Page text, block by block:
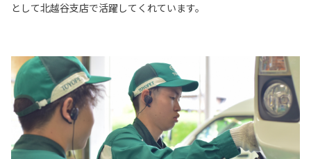
として北越谷支店で活躍してくれています。